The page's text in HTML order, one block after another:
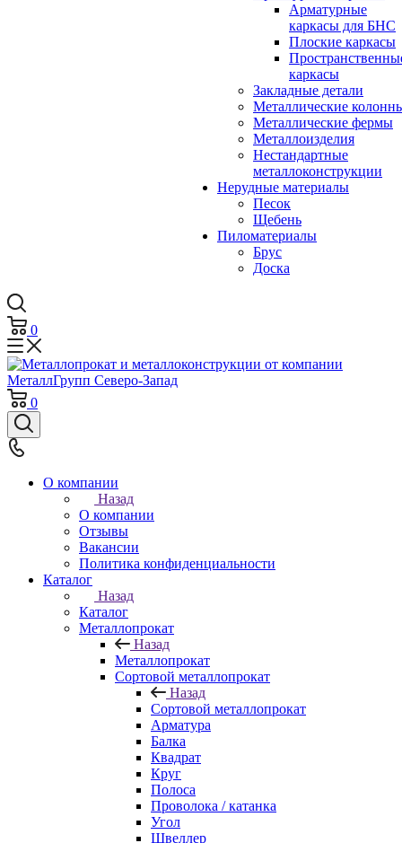
Арматурные
каркасы для БНС
Плоские каркасы
каркасы
Закладные детали
Металлические
Металлические фермы
Металлоизделия
Нестандартные
металлоконструкции
Нерудные материалы
Песок
Щебень
Пиломатериалы
Брус
Доска
0
0
О компании
Назад
О компании
Отзывы
Вакансии
Политика конфиденциальности
Каталог
Назад
Каталог
Металлопрокат
Назад
Металлопрокат
Сортовой металлопрокат
Назад
Сортовой металлопрокат
Арматура
Балка
Квадрат
Круг
Полоса
Проволока / катанка
Угол
Швеллер